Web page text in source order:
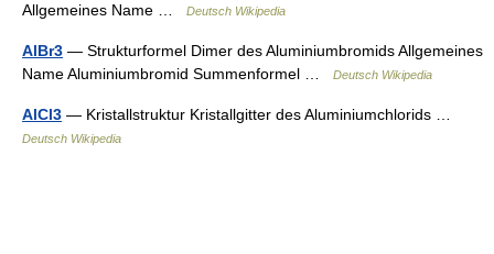
Allgemeines Name …
Deutsch Wikipedia
AlBr3 — Strukturformel Dimer des Aluminiumbromids Allgemeines
Name Aluminiumbromid Summenformel …
Deutsch Wikipedia
AlCl3 — Kristallstruktur Kristallgitter des Aluminiumchlorids …
Deutsch Wikipedia